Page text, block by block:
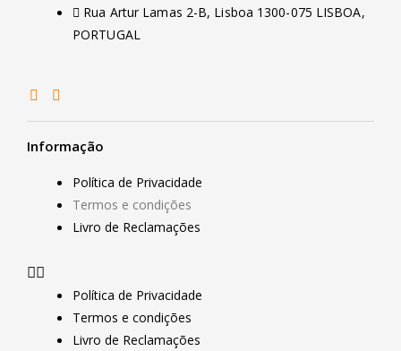
Informação
Política de Privacidade
Termos e condições
Livro de Reclamações
Política de Privacidade
Termos e condições
Livro de Reclamações
Rua Artur Lamas 2-B, Lisboa 1300-075 LISBOA,
PORTUGAL